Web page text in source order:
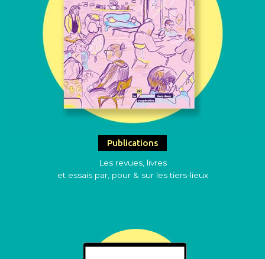
Publications
Les revues, livres
et essais par, pour & sur les tiers-lieux